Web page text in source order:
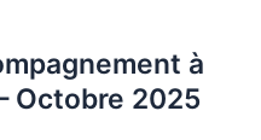
à
Octobre 2025